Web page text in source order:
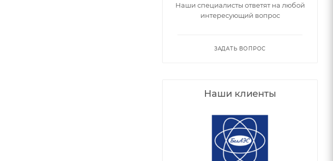
Наши специалисты ответят на любой
интересующий вопрос
ЗАДАТЬ ВОПРОС
Наши клиенты